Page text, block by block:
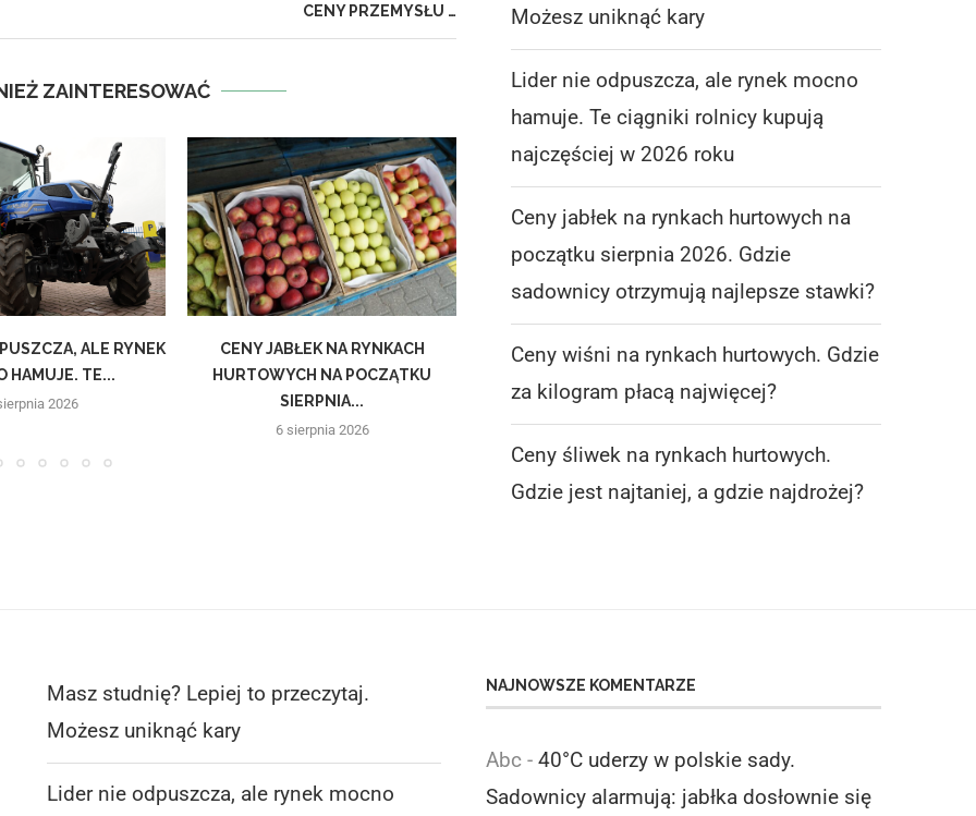
CENY PRZEMYSŁU …
ZAINTERESOWAĆ
ALE RYNEK
HAMUJE. TE...
2026
CENY JABŁEK NA RYNKACH
HURTOWYCH NA POCZĄTKU
SIERPNIA...
6 sierpnia 2026
CENY WIŚNI NA RYNKACH
KILOGRAM...
6 sierpnia 2026
CENY ŚLIWEK NA
6 sierpnia 2026
Możesz uniknąć kary
Lider nie odpuszcza, ale rynek mocno
hamuje. Te ciągniki rolnicy kupują
najczęściej w 2026 roku
Ceny jabłek na rynkach hurtowych na
początku sierpnia 2026. Gdzie
sadownicy otrzymują najlepsze stawki?
Ceny wiśni na rynkach hurtowych. Gdzie
za kilogram płacą najwięcej?
Ceny śliwek na rynkach hurtowych.
Gdzie jest najtaniej, a gdzie najdrożej?
Masz studnię? Lepiej to przeczytaj.
Możesz uniknąć kary
Lider nie odpuszcza, ale rynek mocno
NAJNOWSZE KOMENTARZE
Abc -40°C uderzy w polskie sady.
Sadownicy alarmują: jabłka dosłownie się